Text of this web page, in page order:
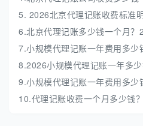
5. 2026北京代理记账收费标准
6.北京代理记账多少钱一个月
8.2026小规模代理记账一年多